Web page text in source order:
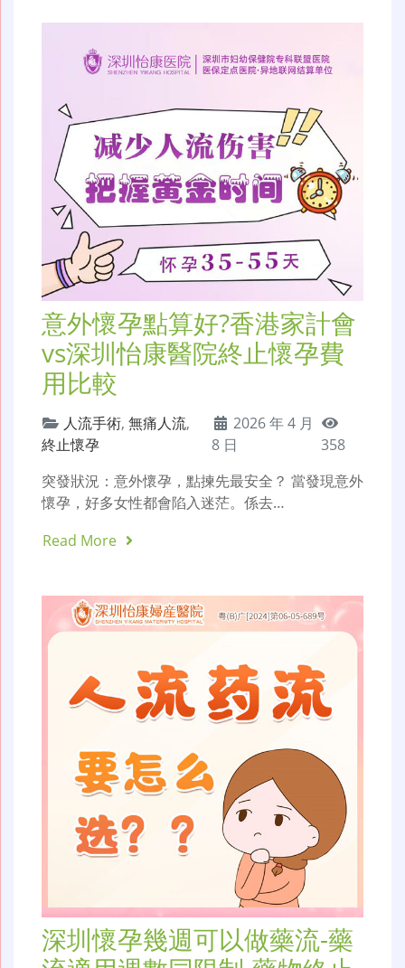
意外懷孕點算好?香港家計會
vs深圳怡康醫院終止懷孕費
用比較
人流手術, 無痛人流,
終止懷孕
2026 年 4 月
8 日
358
突發狀況：意外懷孕，點揀先最安全？ 當發現意外
懷孕，好多女性都會陷入迷茫。係去…
Read More
深圳懷孕幾週可以做藥流-藥